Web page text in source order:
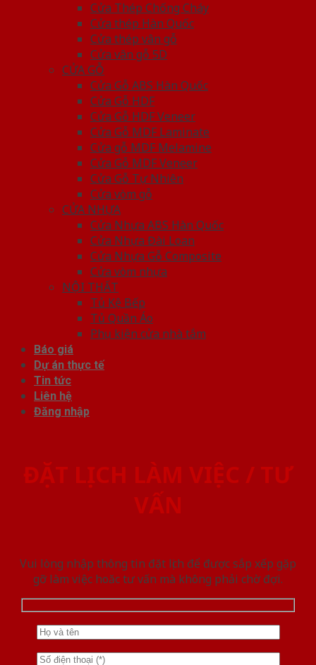
Cửa Thép Chống Cháy
Cửa thép Hàn Quốc
Cửa thép vân gỗ
Cửa vân gỗ 5D
CỬA GỖ
Cửa Gỗ ABS Hàn Quốc
Cửa Gỗ HDF
Cửa Gỗ HDF Veneer
Cửa Gỗ MDF Laminate
Cửa gỗ MDF Melamine
Cửa Gỗ MDF Veneer
Cửa Gỗ Tự Nhiên
Cửa vòm gỗ
CỬA NHỰA
Cửa Nhựa ABS Hàn Quốc
Cửa Nhựa Đài Loan
Cửa Nhựa Gỗ Composite
Cửa vòm nhựa
NỘI THẤT
Tủ Kệ Bếp
Tủ Quần Áo
Phụ kiện cửa nhà tắm
Báo giá
Dự án thực tế
Tin tức
Liên hệ
Đăng nhập
ĐẶT LỊCH LÀM VIỆC / TƯ
VẤN
Vui lòng nhập thông tin đặt lịch để được sắp xếp gặp
gỡ làm việc hoăc tư vấn mà không phải chờ đợi.